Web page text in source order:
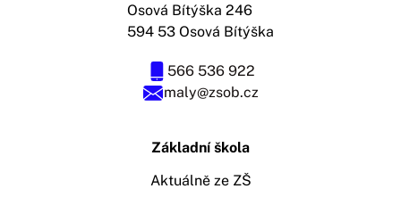
maly@zsob.cz
566 536 922
Osová Bítýška 246
594 53 Osová Bítýška
Základní škola
Aktuálně ze ZŠ